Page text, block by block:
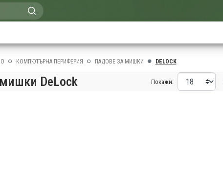
КОМПЮТЪРНА ПЕРИФЕРИЯ ПАДОВЕ ЗА МИШКИ DELOCK
DeLock Покажи: